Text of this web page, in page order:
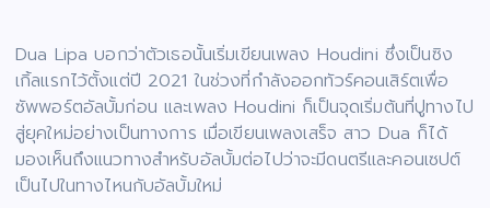
Dua Lipa บอกว่าตัวเธอนั้นเริ่มเขียนเพลง Houdini ซึ่งเป็นซิง
เกิ้ลแรกไว้ตั้งแต่ปี 2021 ในช่วงที่กำลังออกทัวร์คอนเสิร์ตเพื่อ
ซัพพอร์ตอัลบั้มก่อน และเพลง Houdini ก็เป็นจุดเริ่มต้นที่ปูทางไป
สู่ยุคใหม่อย่างเป็นทางการ เมื่อเขียนเพลงเสร็จ สาว Dua ก็ได้
มองเห็นถึงแนวทางสำหรับอัลบั้มต่อไปว่าจะมีดนตรีและคอนเซปต์
เป็นไปในทางไหนกับอัลบั้มใหม่